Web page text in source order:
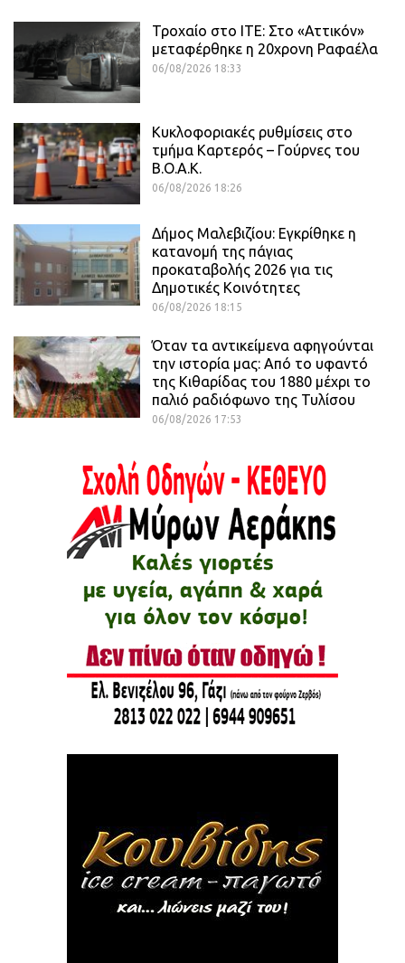
Τροχαίο στο ΙΤΕ: Στο «Αττικόν»
μεταφέρθηκε η 20χρονη Ραφαέλα
06/08/2026 18:33
Κυκλοφοριακές ρυθμίσεις στο
τμήμα Καρτερός – Γούρνες του
Β.Ο.Α.Κ.
06/08/2026 18:26
Δήμος Μαλεβιζίου: Εγκρίθηκε η
κατανομή της πάγιας
προκαταβολής 2026 για τις
Δημοτικές Κοινότητες
06/08/2026 18:15
Όταν τα αντικείμενα αφηγούνται
την ιστορία μας: Από το υφαντό
της Κιθαρίδας του 1880 μέχρι το
παλιό ραδιόφωνο της Τυλίσου
06/08/2026 17:53